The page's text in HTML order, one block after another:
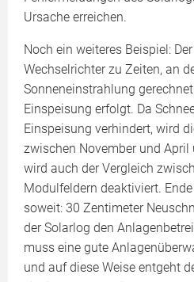
Ursache erreichen.
Noch ein weiteres Beispiel:
Wechselrichter zu Zeiten, an
Sonneneinstrahlung
Einspeisung erfolgt. Da
Einspeisung verhindert, wird
zwischen November und
wird auch der Vergleich
Modulfeldern deaktiviert.
soweit: 30 Zentimeter
der Solarlog den
muss eine gute
und auf diese Weise entgeht